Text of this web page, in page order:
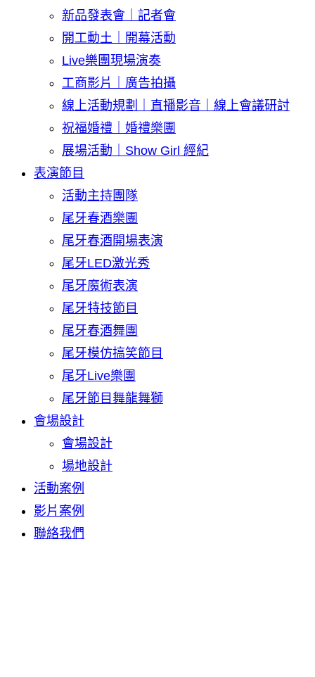
新品發表會｜記者會
開工動土｜開幕活動
Live樂團現場演奏
工商影片｜廣告拍攝
線上活動規劃｜直播影音｜線上會議研討
祝福婚禮｜婚禮樂團
展場活動｜Show Girl 經紀
表演節目
活動主持團隊
尾牙春酒樂團
尾牙春酒開場表演
尾牙LED激光秀
尾牙魔術表演
尾牙特技節目
尾牙春酒舞團
尾牙模仿搞笑節目
尾牙Live樂團
尾牙節目舞龍舞獅
會場設計
會場設計
場地設計
活動案例
影片案例
聯絡我們